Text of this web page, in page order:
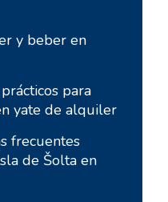
y beber en
para
yate de alquiler
frecuentes
de Šolta en
Šangulin, Biograd
ACI Marina Vodice
Marin Dalmacija,